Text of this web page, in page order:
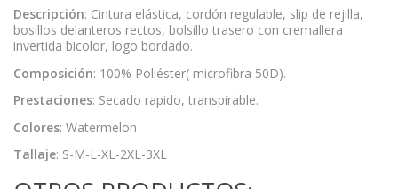
Descripción: Cintura elástica, cordón regulable, slip de rejilla,
bosillos delanteros rectos, bolsillo trasero con cremallera
invertida bicolor, logo bordado.
Composición: 100% Poliéster( microfibra 50D).
Prestaciones: Secado rapido, transpirable.
Colores: Watermelon
Tallaje: S-M-L-XL-2XL-3XL